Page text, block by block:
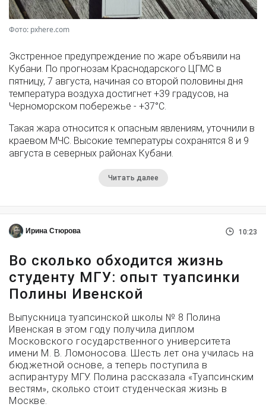
Фото: pxhere.com
Экстренное предупреждение по жаре объявили на
Кубани. По прогнозам Краснодарского ЦГМС в
пятницу, 7 августа, начиная со второй половины дня
температура воздуха достигнет +39 градусов, на
Черноморском побережье - +37°­С.
Такая жара относится к опасным явлениям, уточнили в
краевом МЧС. Высокие температуры сохранятся 8 и 9
августа в северных районах Кубани.
Читать далее
Ирина Стюрова 10:23
Во сколько обходится жизнь
студенту МГУ: опыт туапсинки
Полины Ивенской
Выпускница туапсинской школы № 8 Полина
Ивенская в этом году получила диплом
Московского государственного университета
имени М. В. Ломоносова. Шесть лет она училась на
бюджетной основе, а теперь поступила в
аспирантуру МГУ. Полина рассказала «Туапсинским
вестям», сколько стоит студенческая жизнь в
Москве.